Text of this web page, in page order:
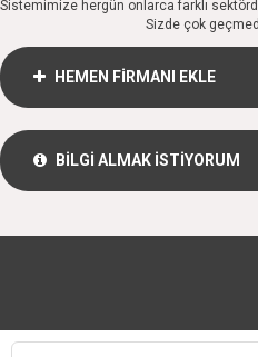
Sistemimize hergün onlarca farklı
Sizde çok
HEMEN FİRMANI EKLE
BİLGİ ALMAK İSTİYORUM